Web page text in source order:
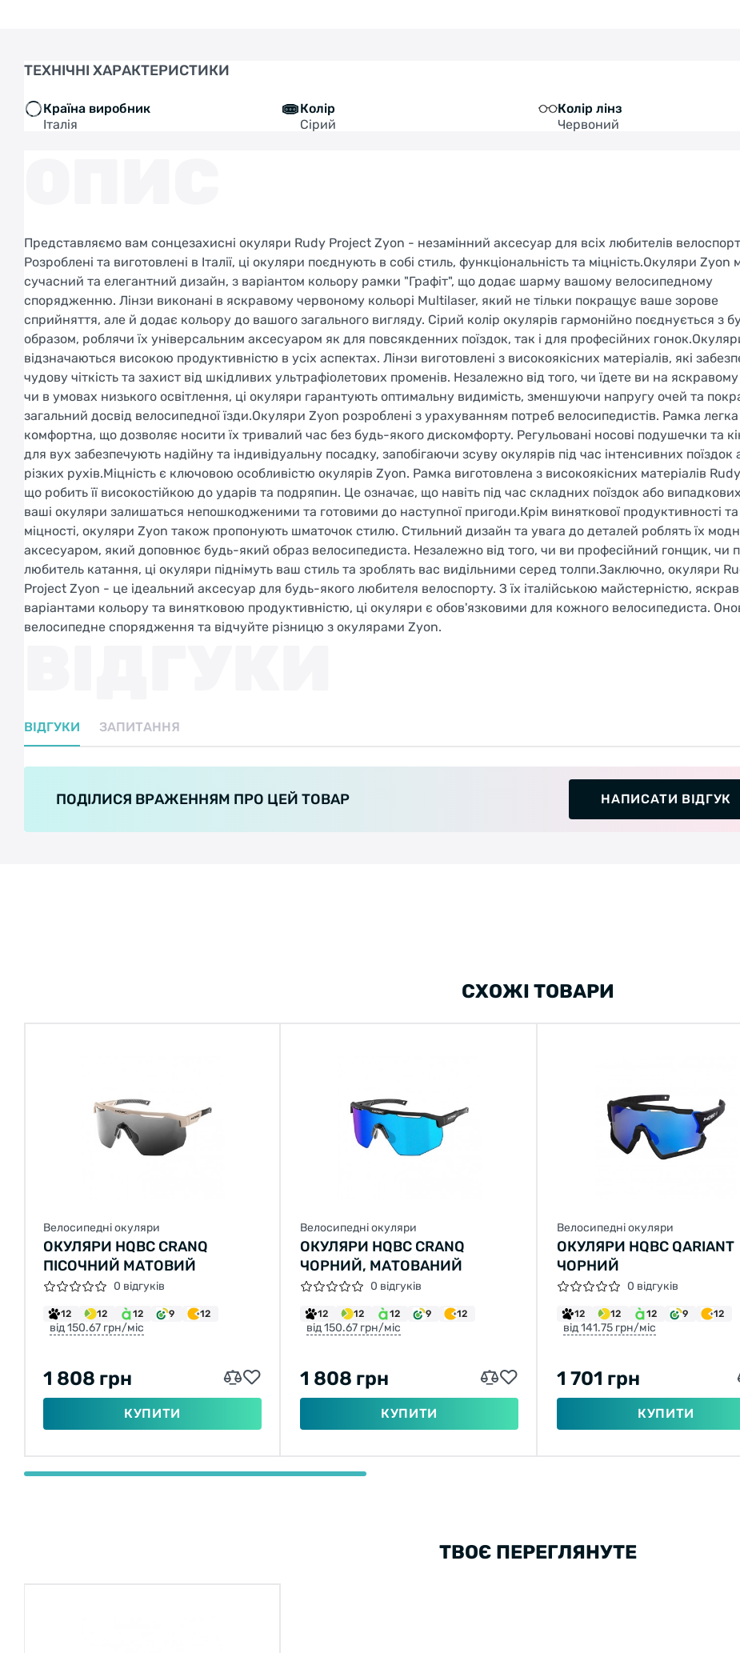
ТЕХНІЧНІ ХАРАКТЕРИСТИКИ
Країна виробник
Італія
Колір
Сірий
Колір лінз
Червоний
Представляємо вам сонцезахисні окуляри Rudy Project Zyon - незамінний аксесуар для всіх любителів
Розроблені та виготовлені в Італії, ці окуляри поєднують в собі стиль, функціональність та міцність.Окуляри Zyon
сучасний та елегантний дизайн, з варіантом кольору рамки "Графіт", що додає шарму вашому велосипедному
спорядженню. Лінзи виконані в яскравому червоному кольорі Multilaser, який не тільки покращує ваше зорове
сприйняття, але й додає кольору до вашого загального вигляду. Сірий колір окулярів гармонійно поєднується з
образом, роблячи їх універсальним аксесуаром як для повсякденних поїздок, так і для професійних
відзначаються високою продуктивністю в усіх аспектах. Лінзи виготовлені з високоякісних матеріалів, які
чудову чіткість та захист від шкідливих ультрафіолетових променів. Незалежно від того, чи їдете ви на яскравому
чи в умовах низького освітлення, ці окуляри гарантують оптимальну видимість, зменшуючи напругу очей та
загальний досвід велосипедної їзди.Окуляри Zyon розроблені з урахуванням потреб велосипедистів. Рамка легка
комфортна, що дозволяє носити їх тривалий час без будь-якого дискомфорту. Регульовані носові подушечки та
для вух забезпечують надійну та індивідуальну посадку, запобігаючи зсуву окулярів під час інтенсивних поїздок
різких рухів.Міцність є ключовою особливістю окулярів Zyon. Рамка виготовлена з високоякісних матеріалів
що робить її високостійкою до ударів та подряпин. Це означає, що навіть під час складних поїздок або
ваші окуляри залишаться непошкодженими та готовими до наступної пригоди.Крім виняткової продуктивності та
міцності, окуляри Zyon також пропонують шматочок стилю. Стильний дизайн та увага до деталей роблять їх
аксесуаром, який доповнює будь-який образ велосипедиста. Незалежно від того, чи ви професійний гонщик, чи
любитель катання, ці окуляри піднімуть ваш стиль та зроблять вас видільними серед толпи.Заключно, окуляри
Project Zyon - це ідеальний аксесуар для будь-якого любителя велоспорту. З їх італійською майстерністю,
варіантами кольору та винятковою продуктивністю, ці окуляри є обов'язковими для кожного велосипедиста.
велосипедне спорядження та відчуйте різницю з окулярами Zyon.
ВІДГУКИ ЗАПИТАННЯ
ПОДІЛИСЯ ВРАЖЕННЯМ ПРО ЦЕЙ ТОВАР НАПИСАТИ ВІДГУК
СХОЖІ ТОВАРИ
Велосипедні окуляри
ОКУЛЯРИ HQBC CRANQ
ПІСОЧНИЙ МАТОВИЙ
0 відгуків
12 12 12 9 12
від 150.67 грн/міс
1 808 грн
КУПИТИ
Велосипедні окуляри
ОКУЛЯРИ HQBC CRANQ
ЧОРНИЙ, МАТОВАНИЙ
0 відгуків
12 12 12 9 12
від 150.67 грн/міс
1 808 грн
КУПИТИ
Велосипедні окуляри
ОКУЛЯРИ HQBC QARIANT
ЧОРНИЙ
0 відгуків
12 12 12 9 12
від 141.75 грн/міс
1 701 грн
КУПИТИ
ТВОЄ ПЕРЕГЛЯНУТЕ